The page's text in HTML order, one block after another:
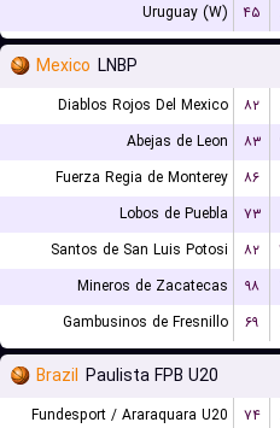
Uruguay (W)
۴۵
Mexico LNBP
Diablos Rojos Del Mexico ۸۲
Abejas de Leon
۸۳
Fuerza Regia de Monterey
۸۶
Lobos de Puebla
۷۳
Santos de San Luis Potosi
۸۲
Mineros de Zacatecas
۹۸
Gambusinos de Fresnillo
۶۹
Brazil Paulista FPB U20
Fundesport / Araraquara U20 ۷۴